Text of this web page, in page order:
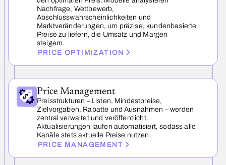
Nachfrage, Wettbewerb,
Abschlusswahrscheinlichkeiten und
Marktveränderungen, um präzise, kundenbasierte
Preise zu liefern, die Umsatz und Margen
steigern.
PRICE OPTIMIZATION
Price Management
Preisstrukturen – Listen, Mindestpreise,
Zielvorgaben, Rabatte und Ausnahmen – werden
zentral verwaltet und veröffentlicht.
Aktualisierungen laufen automatisiert, sodass alle
Kanäle stets aktuelle Preise nutzen.
PRICE MANAGEMENT